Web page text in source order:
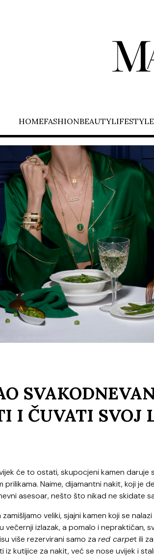
HOMEFASHIONBEAUTYLIFESTYLE
I ČUVATI SVOJ
će to ostati, skupocjeni kamen daruje
Naime, dijamantni nakit, koji je
asesoar, nešto što nikad ne skidate
veliki, sjajni kamen koji se
večernji izlazak, a pomalo i nepraktičan,
više rezervirani samo za red carpet ili
kutijice za nakit, već se nose uvijek i